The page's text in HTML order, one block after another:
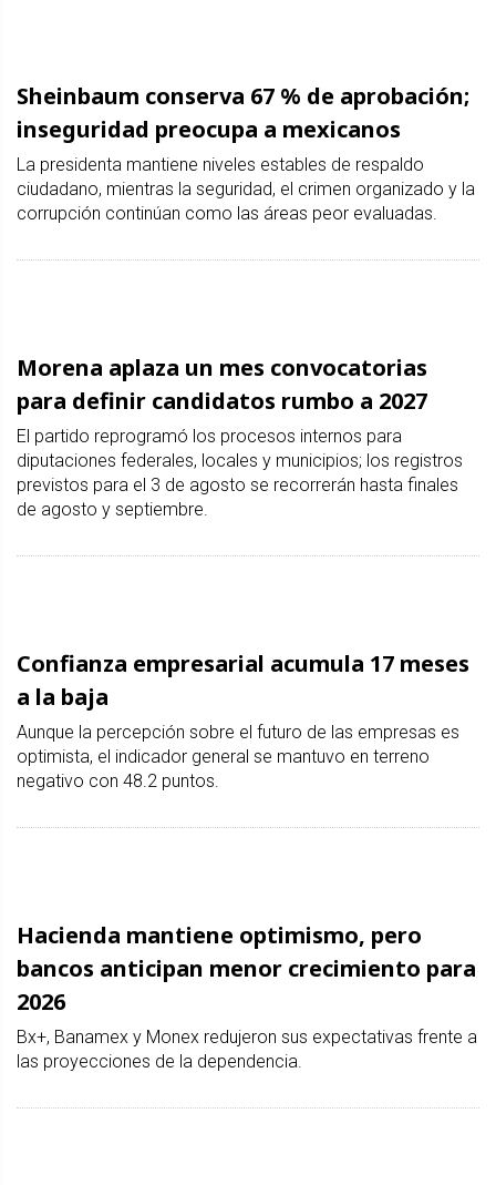
Sheinbaum conserva 67 % de aprobación;
inseguridad preocupa a mexicanos
La presidenta mantiene niveles estables de respaldo
ciudadano, mientras la seguridad, el crimen organizado y la
corrupción continúan como las áreas peor evaluadas.
Morena aplaza un mes convocatorias
para definir candidatos rumbo a 2027
El partido reprogramó los procesos internos para
diputaciones federales, locales y municipios; los registros
previstos para el 3 de agosto se recorrerán hasta finales
de agosto y septiembre.
Confianza empresarial acumula 17 meses
a la baja
Aunque la percepción sobre el futuro de las empresas es
optimista, el indicador general se mantuvo en terreno
negativo con 48.2 puntos.
Hacienda mantiene optimismo, pero
bancos anticipan menor crecimiento para
2026
Bx+, Banamex y Monex redujeron sus expectativas frente a
las proyecciones de la dependencia.